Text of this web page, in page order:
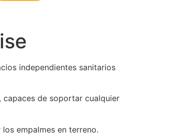
independientes sanitarios
de soportar cualquier
empalmes en terreno.